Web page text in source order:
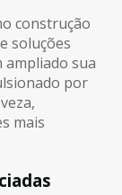
construção
soluções
sua
por
mais